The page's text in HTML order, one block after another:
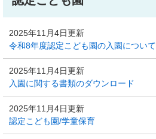
2025年11月4日更新
令和8年度認定こども園の入園について
2025年11月4日更新
入園に関する書類のダウンロード
2025年11月4日更新
認定こども園/学童保育